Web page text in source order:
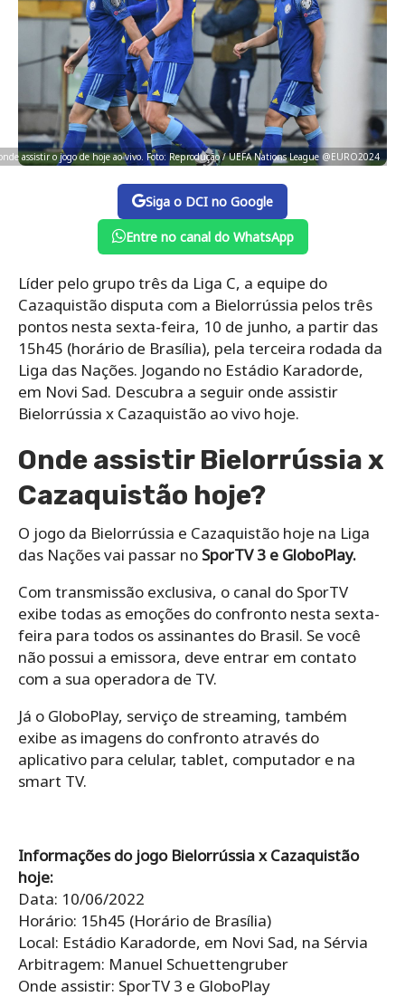
assistir o jogo de hoje ao vivo. Foto: Reprodução / UEFA Nations League @EURO2024
Siga o DCI no Google
Entre no canal do WhatsApp
Líder pelo grupo três da Liga C, a equipe do
Cazaquistão disputa com a Bielorrússia pelos três
pontos nesta sexta-feira, 10 de junho, a partir das
15h45 (horário de Brasília), pela terceira rodada da
Liga das Nações. Jogando no Estádio Karadorde,
em Novi Sad. Descubra a seguir onde assistir
Bielorrússia x Cazaquistão ao vivo hoje.
Onde assistir Bielorrússia x
Cazaquistão hoje?
O jogo da Bielorrússia e Cazaquistão hoje na Liga
das Nações vai passar no SporTV 3 e GloboPlay.
Com transmissão exclusiva, o canal do SporTV
exibe todas as emoções do confronto nesta sexta-
feira para todos os assinantes do Brasil. Se você
não possui a emissora, deve entrar em contato
com a sua operadora de TV.
Já o GloboPlay, serviço de streaming, também
exibe as imagens do confronto através do
aplicativo para celular, tablet, computador e na
smart TV.
Informações do jogo Bielorrússia x Cazaquistão
hoje:
Data: 10/06/2022
Horário: 15h45 (Horário de Brasília)
Local: Estádio Karadorde, em Novi Sad, na Sérvia
Arbitragem: Manuel Schuettengruber
Onde assistir: SporTV 3 e GloboPlay